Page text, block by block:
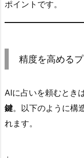
ポイントです。
精度を高める
AIに占いを頼むときは
鍵。以下のように構
れます。